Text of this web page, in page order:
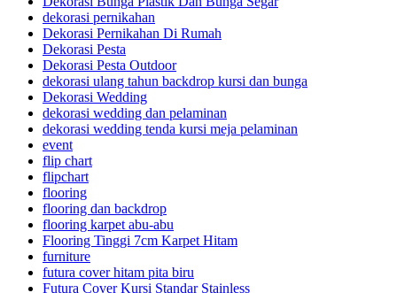
dekorasi pernikahan
Dekorasi Pernikahan Di Rumah
Dekorasi Pesta
Dekorasi Pesta Outdoor
dekorasi ulang tahun backdrop kursi dan bunga
Dekorasi Wedding
dekorasi wedding dan pelaminan
dekorasi wedding tenda kursi meja pelaminan
event
flip chart
flipchart
flooring
flooring dan backdrop
flooring karpet abu-abu
Flooring Tinggi 7cm Karpet Hitam
furniture
futura cover hitam pita biru
Futura Cover Kursi Standar Stainless